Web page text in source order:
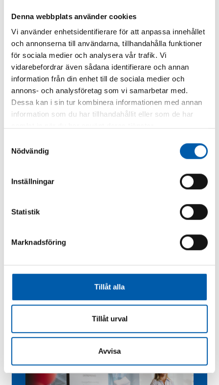
Denna webbplats använder cookies
Vi använder enhetsidentifierare för att anpassa innehållet
och annonserna till användarna, tillhandahålla funktioner
för sociala medier och analysera vår trafik. Vi
vidarebefordrar även sådana identifierare och annan
information från din enhet till de sociala medier och
annons- och analysföretag som vi samarbetar med.
Dessa kan i sin tur kombinera informationen med annan
information som du har tillhandahållit eller som de har
Nödvändig
Inställningar
Statistik
Marknadsföring
Tillåt alla
Tillåt urval
Avvisa
ISAB Group skapar förutsättningar för en
fortsatt tillväxtresa genom nytt holding bolag-
ISAB Ventilation och energi AB
ISAB Group skapar strukturen för en fortsatt
tillväxtresa genom ett nytt holdingbolag- ISAB
Ventilation och energi.